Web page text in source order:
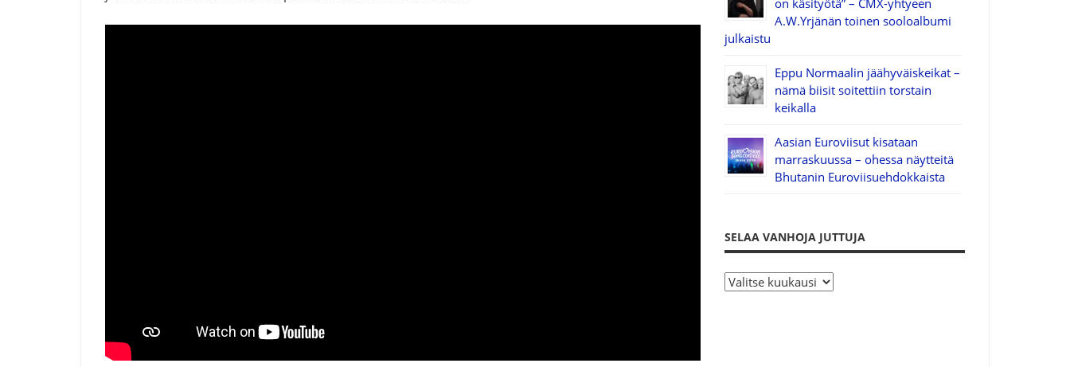
on käsityötä” – CMX-yhtyeen
A.W.Yrjänän toinen sooloalbumi
julkaistu
Eppu Normaalin jäähyväiskeikat –
nämä biisit soitettiin torstain
keikalla
Aasian Euroviisut kisataan
marraskuussa – ohessa näytteitä
Bhutanin Euroviisuehdokkaista
SELAA VANHOJA JUTTUJA
S